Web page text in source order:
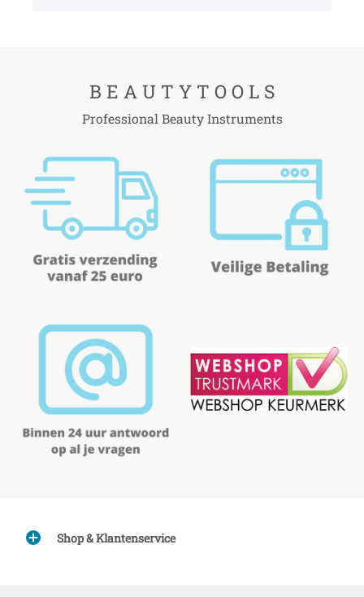
B E A U T Y T O O L S
Professional Beauty Instruments
Shop & Klantenservice